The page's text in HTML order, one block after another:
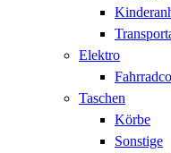
Elektro
Taschen
Körbe
Sonstige